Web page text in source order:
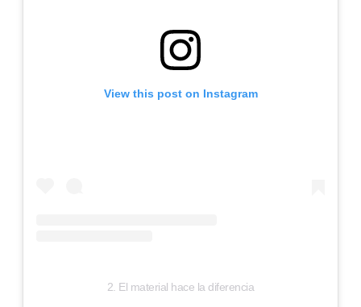
View this post on Instagram
2. El material hace la diferencia